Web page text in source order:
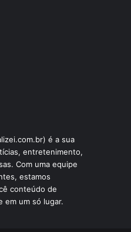
é a sua
entretenimento,
Com uma equipe
estamos
conteúdo de
em um só lugar.